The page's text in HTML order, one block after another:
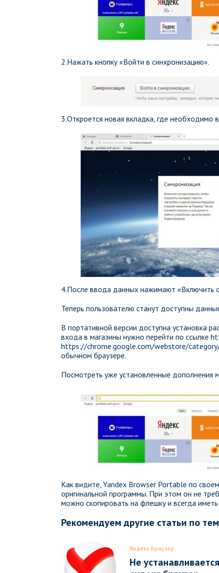
2.Нажать кнопку «Войти в синхронизацию».
3.Откроется новая вкладка, где необходимо
4.После ввода данных нажимают «Включить
Теперь пользователю станут доступны
В портативной версии доступна установка
входа в магазины нужно перейти по ссылке
https://chrome.google.com/webstore/category/
обычном браузере.
Посмотреть уже установленные
Как видите, Yandex Browser Portable по
оригинальной программы. При этом он не
можно скопировать на флешку и всегда
Рекомендуем другие статьи по
Яндекс Браузер
Не устанавливается